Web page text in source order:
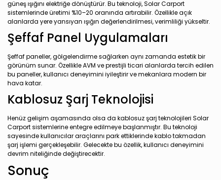
güneş ışığını elektriğe dönüştürür. Bu teknoloji, Solar Carport
sistemlerinde üretimi %10–20 oranında artırabilir. Özellikle açık
alanlarda yere yansıyan ışığın değerlendirilmesi, verimliliği yükseltir.
Şeffaf Panel Uygulamaları
Şeffaf paneller, gölgelendirme sağlarken aynı zamanda estetik bir
görünüm sunar. Özellikle AVM ve prestijli ticari alanlarda tercih edilen
bu paneller, kullanıcı deneyimini iyileştirir ve mekanlara modern bir
hava katar.
Kablosuz Şarj Teknolojisi
Henüz gelişim aşamasında olsa da kablosuz şarj teknolojileri Solar
Carport sistemlerine entegre edilmeye başlanmıştır. Bu teknoloji
sayesinde kullanıcılar araçlarını park ettiklerinde kablo takmadan
şarj işlemi gerçekleşebilir. Gelecekte bu özellik, kullanıcı deneyimini
devrim niteliğinde değiştirecektir.
Sonuç